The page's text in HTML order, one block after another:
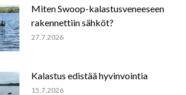
Miten Swoop-kalastusveneeseen
rakennettiin sähköt?
27.7.2026
Kalastus edistää hyvinvointia
15.7.2026